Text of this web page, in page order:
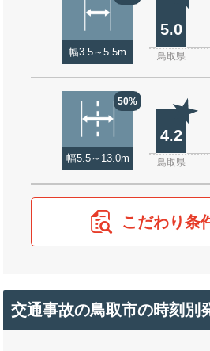
幅3.5～5.5m
5.0
鳥取県
50%
幅5.5～13.0m
4.2
鳥取県
こだわり条
交通事故の鳥取市の時刻別